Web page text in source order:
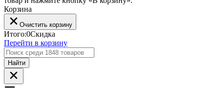
Корзина
Очистить корзину
Итого:0Скидка
Перейти в корзину
Найти